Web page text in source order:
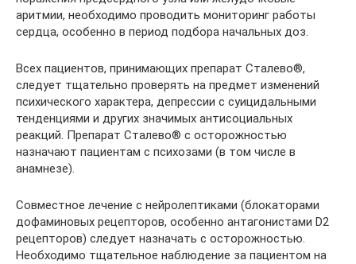
аритмии, необходимо проводить мониторинг работы
сердца, особенно в период подбора начальных доз.
Всех пациентов, принимающих препарат Сталево®,
следует тщательно проверять на предмет изменений
психического характера, депрессии с суицидальными
тенденциями и других значимых антисоциальных
реакций. Препарат Сталево® с осторожностью
назначают пациентам с психозами (в том числе в
анамнезе).
Совместное лечение с нейролептиками (блокаторами
дофаминовых рецепторов, особенно антагонистами D2
рецепторов) следует назначать с осторожностью.
Необходимо тщательное наблюдение за пациентом на